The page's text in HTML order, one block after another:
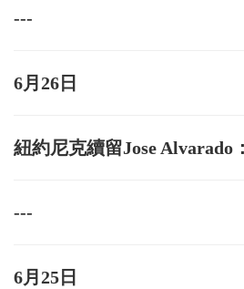
---
6月26日
紐約尼克續留Jose Alvarado
---
6月25日